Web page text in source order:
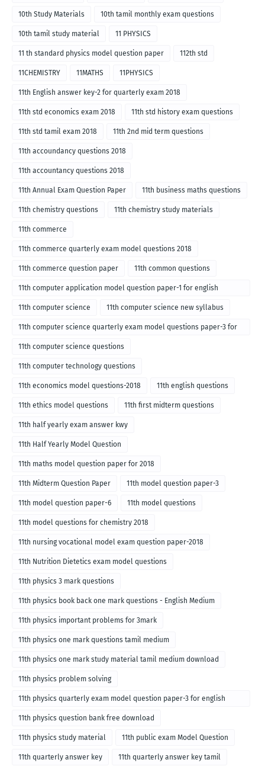
10th Study Materials 10th tamil monthly exam questions
10th tamil study material 11 PHYSICS
11 th standard physics model question paper 112th std
11CHEMISTRY 11MATHS 11PHYSICS
11th English answer key-2 for quarterly exam 2018
11th std economics exam 2018 11th std history exam questions
11th std tamil exam 2018 11th 2nd mid term questions
11th accoundancy questions 2018
11th accountancy questions 2018
11th Annual Exam Question Paper 11th business maths questions
11th chemistry questions 11th chemistry study materials
11th commerce
11th commerce quarterly exam model questions 2018
11th commerce question paper 11th common questions
11th computer application model question paper-1 for english
medium-2018
11th computer science 11th computer science new syllabus
11th computer science quarterly exam model questions paper-3 for
English medium-2018
11th computer science questions
11th computer technology questions
11th economics model questions-2018 11th english questions
11th ethics model questions 11th first midterm questions
11th half yearly exam answer kwy
11th Half Yearly Model Question
11th maths model question paper for 2018
11th Midterm Question Paper 11th model question paper-3
11th model question paper-6 11th model questions
11th model questions for chemistry 2018
11th nursing vocational model exam question paper-2018
11th Nutrition Dietetics exam model questions
11th physics 3 mark questions
11th physics book back one mark questions - English Medium
11th physics important problems for 3mark
11th physics one mark questions tamil medium
11th physics one mark study material tamil medium download
11th physics problem solving
11th physics quarterly exam model question paper-3 for english
medium
11th physics question bank free download
11th physics study material 11th public exam Model Question
11th quarterly answer key 11th quarterly answer key tamil